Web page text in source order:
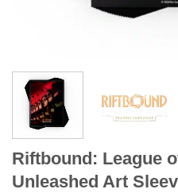
Riftbound: League
Unleashed Art